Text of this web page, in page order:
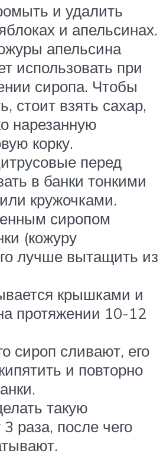
и удалить
и апельсинах.
апельсина
использовать при
сиропа. Чтобы
стоит взять сахар,
нарезанную
корку.
перед
в банки тонкими
кружочками.
сиропом
(кожуру
лучше вытащить из
крышками и
протяжении 10-12
сироп сливают, его
и повторно
такую
раза, после чего